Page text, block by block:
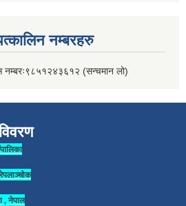
नम्बरहरु
नम्बरः९८५१२४३६१२ (सन्चमान लो)
, नेपाल